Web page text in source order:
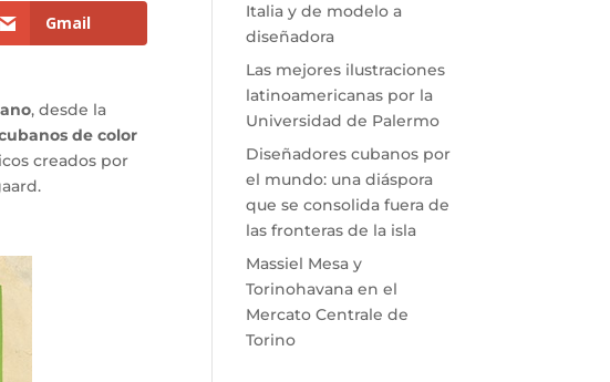
Gmail
, desde la
de color
creados por
Italia y de modelo a
diseñadora
Las mejores ilustraciones
latinoamericanas por la
Universidad de Palermo
Diseñadores cubanos por
el mundo: una diáspora
que se consolida fuera de
las fronteras de la isla
Massiel Mesa y
Torinohavana en el
Mercato Centrale de
Torino